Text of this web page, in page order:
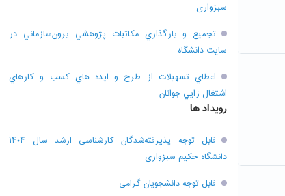
سبزواری
تجميع و بارگذاري مکاتبات پژوهشي برون‌سازماني در
سايت دانشگاه
اعطاي تسهيلات از طرح و ايده هاي کسب و کارهاي
اشتغال زايي جوانان
رویداد ها
قابل توجه پذیرفته‌شدگان کارشناسی ارشد سال ۱۴۰۴
دانشگاه حکیم سبزواری
قابل توجه دانشجویان گرامی